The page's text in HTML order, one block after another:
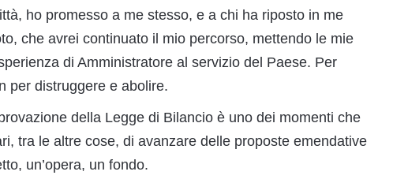
ho promesso a me stesso, e a chi ha riposto in me
che avrei continuato il mio percorso, mettendo le mie
di Amministratore al servizio del Paese. Per
per distruggere e abolire.
della Legge di Bilancio è uno dei momenti che
tra le altre cose, di avanzare delle proposte emendative
un’opera, un fondo.